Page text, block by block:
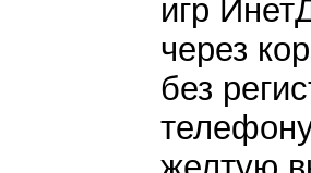
игр
через
без